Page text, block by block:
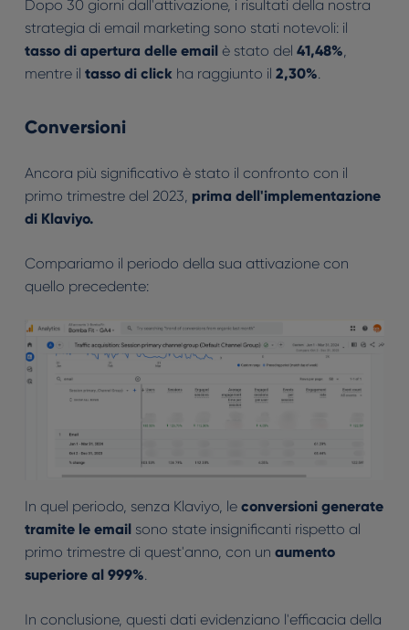
Dopo 30 giorni dall'attivazione, i risultati della nostra
strategia di email marketing sono stati notevoli: il
tasso di apertura delle emailè stato del 41,48%,
mentre il tasso di click ha raggiunto il 2,30%.
Conversioni
Ancora più significativo è stato il confronto con il
primo trimestre del 2023, prima dell'implementazione
di Klaviyo.
Compariamo il periodo della sua attivazione con
quello precedente:
In quel periodo, senza Klaviyo, le conversioni generate
tramite le emailsono state insignificanti rispetto al
primo trimestre di quest'anno, con un aumento
superiore al 999%.
In conclusione, questi dati evidenziano l'efficacia della